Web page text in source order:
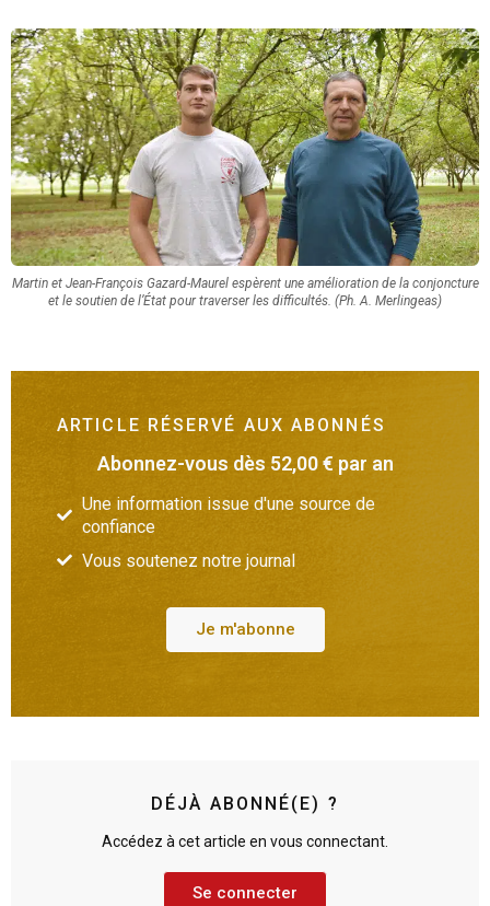
Martin et Jean-François Gazard-Maurel espèrent une amélioration de la conjoncture
et le soutien de l’État pour traverser les difficultés. (Ph. A. Merlingeas)
ARTICLE RÉSERVÉ AUX ABONNÉS
Abonnez-vous dès 52,00 € par an
Une information issue d'une source de
confiance
Vous soutenez notre journal
Je m'abonne
DÉJÀ ABONNÉ(E) ?
Accédez à cet article en vous connectant.
Se connecter